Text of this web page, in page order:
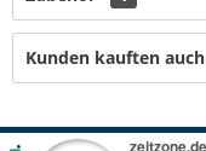
Kunden kauften auch